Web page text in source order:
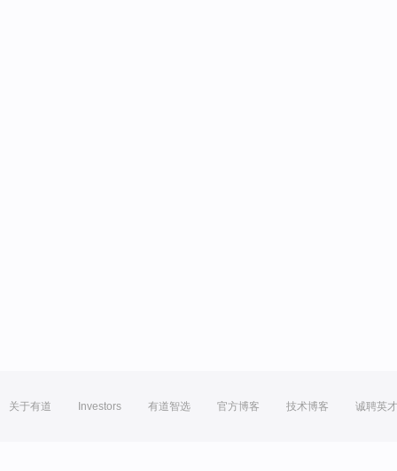
关于有道 Investors 有道智选 官方博客 技术博客 诚聘英才